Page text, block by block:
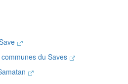
du Saves